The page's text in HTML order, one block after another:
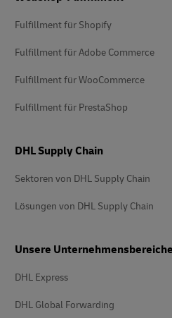
Fulfillment für Shopify
Fulfillment für Adobe Commerce
Fulfillment für WooCommerce
Fulfillment für PrestaShop
DHL Supply Chain
Sektoren von DHL Supply Chain
Lösungen von DHL Supply Chain
Unsere Unternehmensbereiche
DHL Express
DHL Global Forwarding